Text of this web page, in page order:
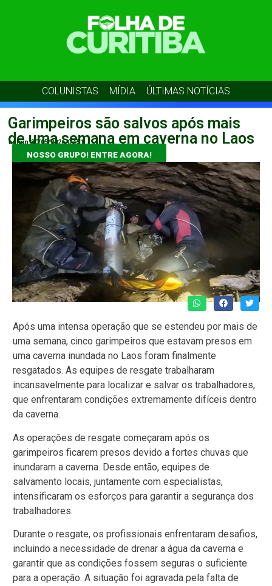
COLUNISTAS MÍDIA ÚLTIMAS NOTÍCIAS
Garimpeiros são salvos após mais
de uma semana em caverna no Laos
admin 30/05/2026 07:51
NOSSO GRUPO! ENTRE AGORA!
Após uma intensa operação que se estendeu por mais de
uma semana, cinco garimpeiros que estavam presos em
uma caverna inundada no Laos foram finalmente
resgatados. As equipes de resgate trabalharam
incansavelmente para localizar e salvar os trabalhadores,
que enfrentaram condições extremamente difíceis dentro
da caverna.
As operações de resgate começaram após os
garimpeiros ficarem presos devido a fortes chuvas que
inundaram a caverna. Desde então, equipes de
salvamento locais, juntamente com especialistas,
intensificaram os esforços para garantir a segurança dos
trabalhadores.
Durante o resgate, os profissionais enfrentaram desafios,
incluindo a necessidade de drenar a água da caverna e
garantir que as condições fossem seguras o suficiente
para a operação. A situação foi agravada pela falta de